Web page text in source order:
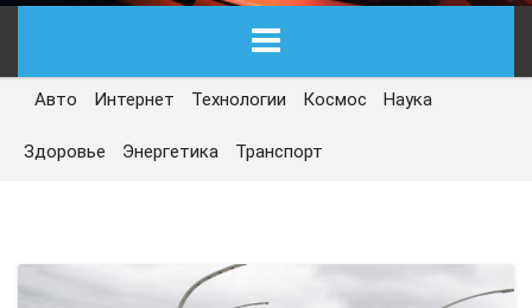
ГЛАВНАЯ
СЕГОДНЯ
Авто Интернет Технологии Космос Наука
Здоровье Энергетика Транспорт